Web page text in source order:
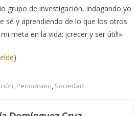
grupo de investigación, indagando yo
sé y aprendiendo de lo que los otros
meta en la vida: ¡crecer y ser útil!».
)
, Periodismo, Sociedad